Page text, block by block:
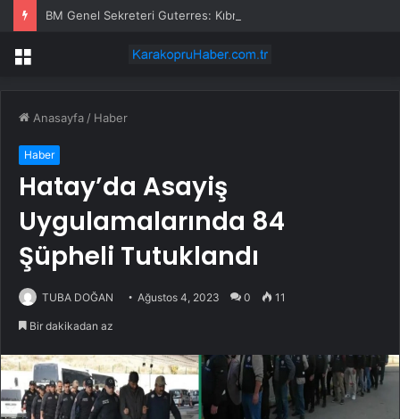
Menü
Anasayfa / Haber
Haber
Hatay’da Asayiş
Uygulamalarında 84
Şüpheli Tutuklandı
TUBA DOĞAN Ağustos 4, 2023 0 11
Bir dakikadan az